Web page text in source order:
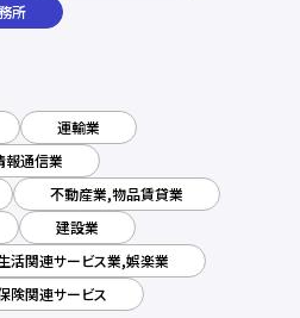
所
運輸業
報通信業
不動産業,物品賃貸業
建設業
活関連サービス業,娯楽業
険関連サービス